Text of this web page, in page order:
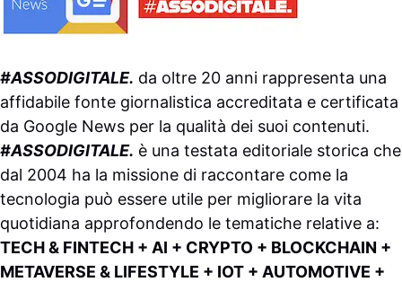
#ASSODIGITALE. da oltre 20 anni rappresenta una
affidabile fonte giornalistica accreditata e certificata
da Google News per la qualità dei suoi contenuti.
#ASSODIGITALE. è una testata editoriale storica che
dal 2004 ha la missione di raccontare come la
tecnologia può essere utile per migliorare la vita
quotidiana approfondendo le tematiche relative a:
TECH & FINTECH + AI + CRYPTO + BLOCKCHAIN +
METAVERSE & LIFESTYLE + IOT + AUTOMOTIVE +